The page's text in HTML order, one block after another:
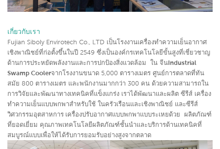
เกี่ยวกับเรา
Fujian Siboly Envirotech Co., LTD เป็นโรงงานเครื่องทำความเย็นอากาศ
เชิงพาณิชย์ที่ก่อตั้งขึ้นในปี 2549 ซึ่งเป็นองค์กรเทคโนโลยีขั้นสูงที่เชี่ยวชาญ
ด้านการประหยัดพลังงานและการปกป้องสิ่งแวดล้อม ใน จีนIndustrial
Swamp Coolerจากโรงงานขนาด 5,000 ตารางเมตร ศูนย์การตลาดที่ทัน
สมัย ​​800 ตารางเมตร และพนักงานมากกว่า 300 คน ด้วยความสามารถใน
การวิจัยและพัฒนาทางเทคนิคที่แข็งแกร่ง เราได้พัฒนาและผลิต ซีรีส์ เครื่อง
ทำความเย็นแบบพกพาสำหรับใช้ ในครัวเรือนและเชิงพาณิชย์ และซีรีส์
วิศวกรรมอุตสาหการ เครื่องปรับอากาศแบบพกพาแบบระเหยด้วย ผลิตภัณฑ์
ที่ยอดเยี่ยม คุณภาพเทคโนโลยีผลิตภัณฑ์ชั้นนำและบริการด้านเทคนิคที่
สมบูรณ์แบบเพื่อให้ได้รับการยอมรับอย่างสูงจากตลาด